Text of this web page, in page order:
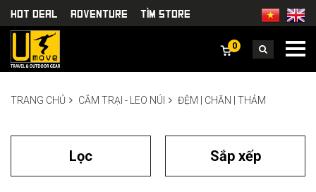
HOT DEAL Adventure TÌm Store
0
TRANG CHỦ CẮM TRẠI - LEO NÚI ĐỆM | CHĂN | THẢM
Lọc Sắp xếp